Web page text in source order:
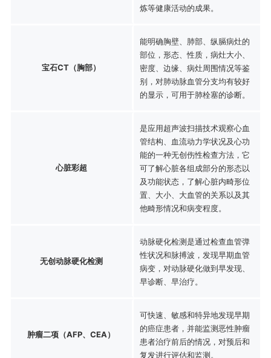
炼等健康活动的成果。
宝石CT（胸部）
能明确胸壁、肺部、纵膈病灶的
部位，形态、性质，病灶大小、
密度、边缘、病灶周围情况等鉴
别，对肺动脉血管分支均有较好
的显示，可用于肺栓塞的诊断。
心脏彩超
是应用超声波扫描技术观察心血
管结构、血流动力学状况及心功
能的一种无创伤性检查方法，它
可了解心脏各组成部分的形态以
及功能状态，了解心脏内畸形位
置、大小、大血管的关系以及其
他畸形情况和病变程度。
无创动脉硬化检测
动脉硬化检测是通过检查血管弹
性状况和脉搏波，发现早期血管
病变，对动脉硬化做到早发现、
早诊断、早治疗。
肿瘤二项（AFP、CEA）
可快速、敏感和特异地发现早期
的癌症患者，并能监测恶性肿瘤
患者治疗前后的情况，对预后和
复发进行评估和监测。